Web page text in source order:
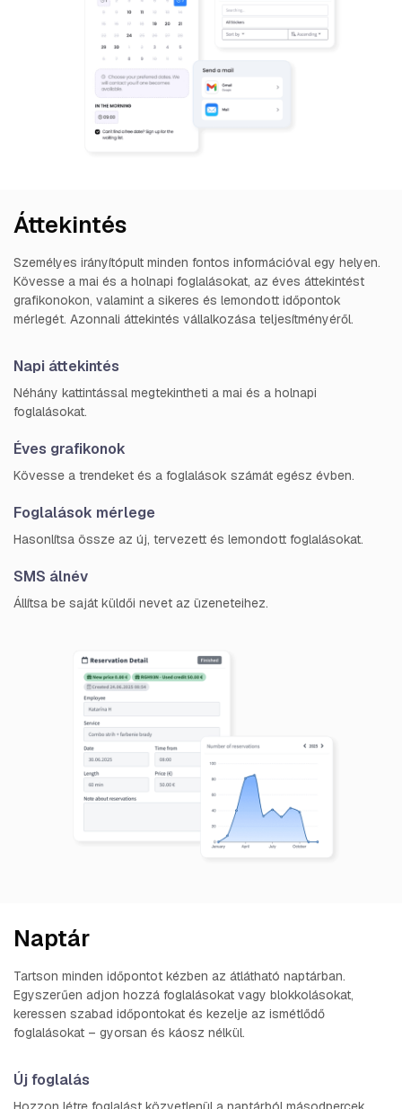
Áttekintés
Személyes irányítópult minden fontos információval egy helyen.
Kövesse a mai és a holnapi foglalásokat, az éves áttekintést
grafikonokon, valamint a sikeres és lemondott időpontok
mérlegét. Azonnali áttekintés vállalkozása teljesítményéről.
Napi áttekintés
Néhány kattintással megtekintheti a mai és a holnapi
foglalásokat.
Éves grafikonok
Kövesse a trendeket és a foglalások számát egész évben.
Foglalások mérlege
Hasonlítsa össze az új, tervezett és lemondott foglalásokat.
SMS álnév
Állítsa be saját küldői nevet az üzeneteihez.
Naptár
Tartson minden időpontot kézben az átlátható naptárban.
Egyszerűen adjon hozzá foglalásokat vagy blokkolásokat,
keressen szabad időpontokat és kezelje az ismétlődő
foglalásokat – gyorsan és káosz nélkül.
Új foglalás